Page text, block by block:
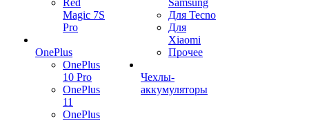
Red
Magic 7S
Pro
OnePlus
OnePlus
10 Pro
OnePlus
11
OnePlus
Samsung
Для Tecno
Для
Xiaomi
Прочее
Чехлы-
аккумуляторы